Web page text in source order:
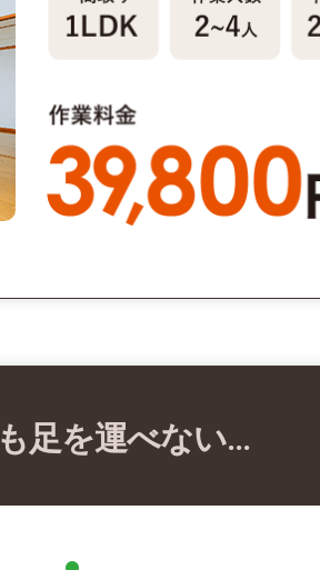
足を運べない…